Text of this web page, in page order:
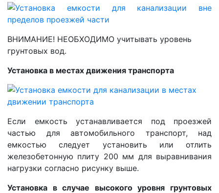
ВНИМАНИЕ! НЕОБХОДИМО учитывать уровень
грунтовых вод.
Установка в местах движения транспорта
Если емкость устанавливается под проезжей
частью для автомобильного транспорт, над
емкостью следует установить или отлить
железобетонную плиту 200 мм для выравнивания
нагрузки согласно рисунку выше.
Установка в случае высокого уровня грунтовых